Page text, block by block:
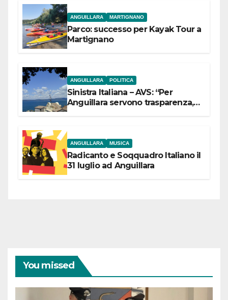
ANGUILLARA MARTIGNANO
Parco: successo per Kayak Tour a
Martignano
ANGUILLARA POLITICA
Sinistra Italiana – AVS: “Per
Anguillara servono trasparenza,
ANGUILLARA MUSICA
Radicanto e Soqquadro Italiano il
31 luglio ad Anguillara
You missed